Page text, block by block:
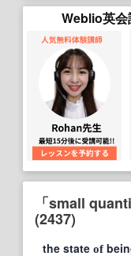
Weblio英会
「small
(2437)
the state of